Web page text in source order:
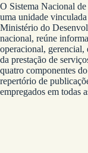
O Sistema Nacional
uma unidade
Ministério do
nacional, reúne
operacional,
da prestação de
quatro componentes
repertório de
empregados em todas